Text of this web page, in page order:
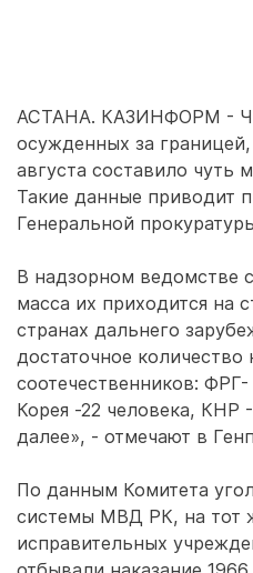
АСТАНА. КАЗИНФОРМ -
осужденных за
августа составило чуть
Такие данные приводит
Генеральной
В надзорном ведомстве
масса их приходится на
странах дальнего
достаточное количество
соотечественников:
Корея -22 человека, КНР
далее», - отмечают в
По данным Комитета
системы МВД РК, на тот
исправительных